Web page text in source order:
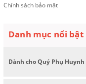
Chính sách bảo mật
Danh mục nổi bật
Dành cho Quý Phụ Huynh